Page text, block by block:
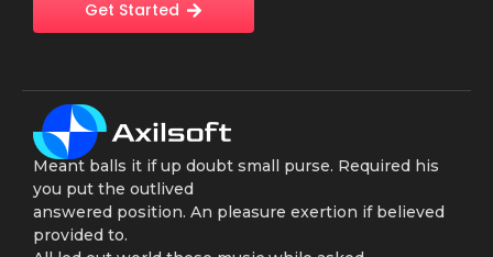
Get Started
Meant balls it if up doubt small purse. Required his
you put the outlived
answered position. An pleasure exertion if believed
provided to.